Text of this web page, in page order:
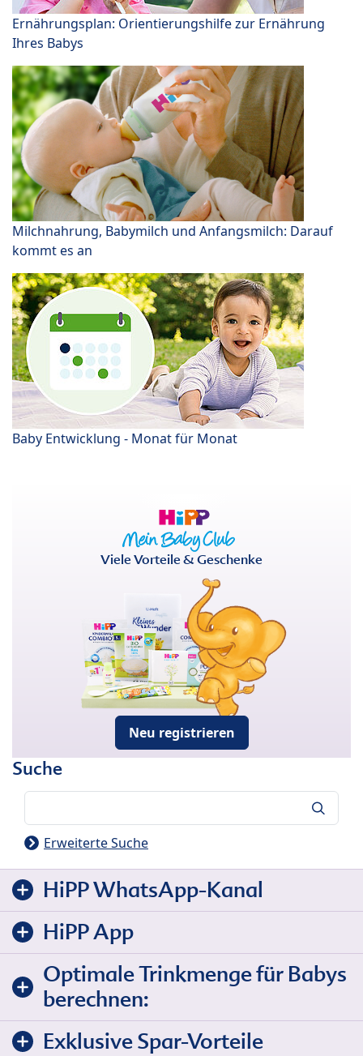
Ernährungsplan: Orientierungshilfe zur Ernährung
Ihres Babys
Milchnahrung, Babymilch und Anfangsmilch: Darauf
kommt es an
Baby Entwicklung - Monat für Monat
Viele Vorteile & Geschenke
Neu registrieren
Suche
Erweiterte Suche
HiPP WhatsApp-Kanal
HiPP App
Optimale Trinkmenge für Babys
berechnen:
Exklusive Spar-Vorteile